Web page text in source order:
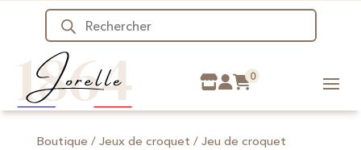
Recherche
produits
0
Boutique / Jeux de croquet / Jeu de croquet